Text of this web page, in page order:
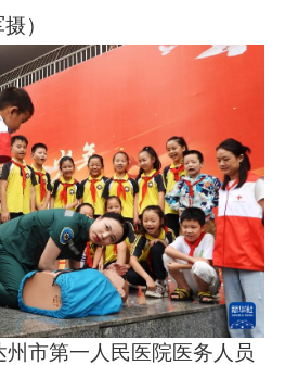
）
市第一人民医院医务人员